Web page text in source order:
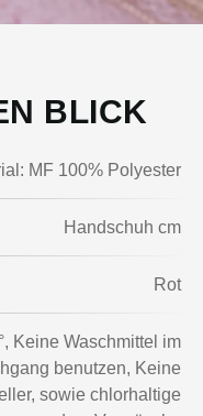
BLICK
MF 100% Polyester
Handschuh cm
Rot
Keine Waschmittel im
benutzen
Keine
sowie chlorhaltige